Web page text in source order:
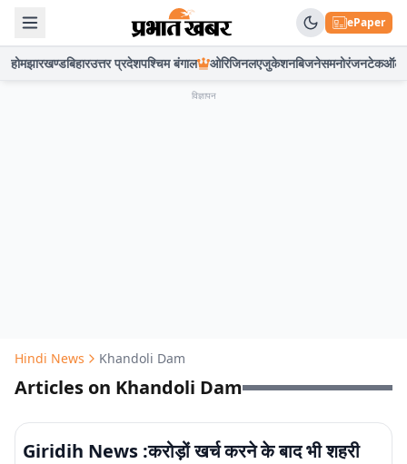
ePaper
होमझारखण्डबिहारउत्तर प्रदेशपश्चिम बंगाल ओरिजिनलएजुकेशनबिजनेसमनोरंजनटेकऑटो
विज्ञापन
Hindi News Khandoli Dam
Articles on Khandoli Dam
Giridih News :करोड़ों खर्च करने के बाद भी शहरी